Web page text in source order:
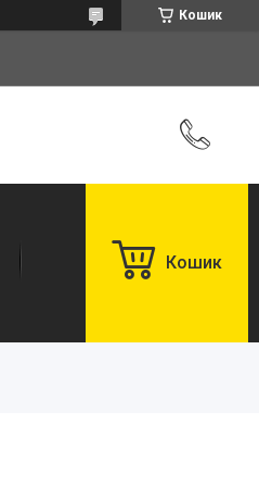
Кошик
Кошик